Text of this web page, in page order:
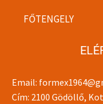
FŐTENGELY
Email:
Cím: 2100 Gödöllő,